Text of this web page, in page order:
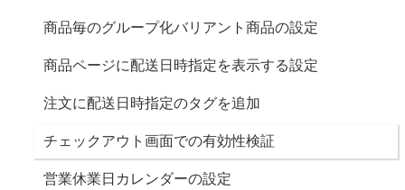
商品毎のグループ化(バリアント商品の設定)
商品ページに配送日時指定を表示する設定
注文に配送日時指定のタグを追加
チェックアウト画面での有効性検証
営業休業日カレンダーの設定